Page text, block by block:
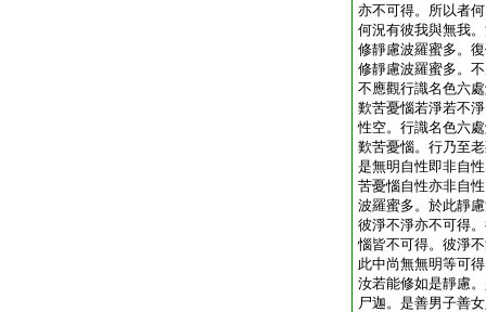
亦不可得。所以者
何況有彼我與無我
修靜慮波羅蜜多。
修靜慮波羅蜜多。
不應觀行識名色六
歎苦憂惱若淨若不
性空。行識名色六
歎苦憂惱。行乃至
是無明自性即非自
苦憂惱自性亦非自
波羅蜜多。於此靜
彼淨不淨亦不可得
惱皆不可得。彼淨
此中尚無無明等可
汝若能修如是靜慮
尸迦。是善男子善